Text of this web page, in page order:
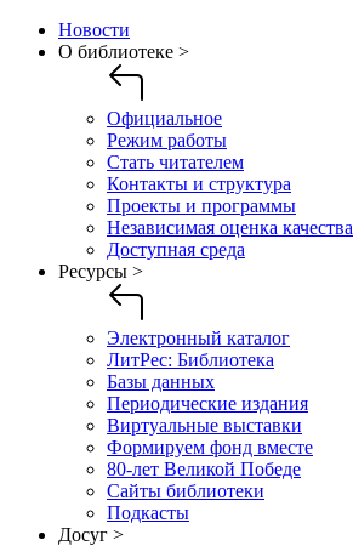
Новости
О библиотеке >
Официальное
Режим работы
Стать читателем
Контакты и структура
Проекты и программы
Независимая оценка качества
Доступная среда
Ресурсы >
Электронный каталог
ЛитРес: Библиотека
Базы данных
Периодические издания
Виртуальные выставки
Формируем фонд вместе
80-лет Великой Победе
Сайты библиотеки
Подкасты
Досуг >